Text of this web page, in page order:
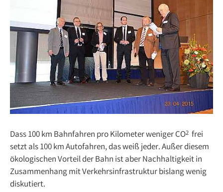
Dass 100 km Bahnfahren pro Kilometer weniger CO2 frei
setzt als 100 km Autofahren, das weiß jeder. Außer diesem
ökologischen Vorteil der Bahn ist aber Nachhaltigkeit in
Zusammenhang mit Verkehrsinfrastruktur bislang wenig
diskutiert.